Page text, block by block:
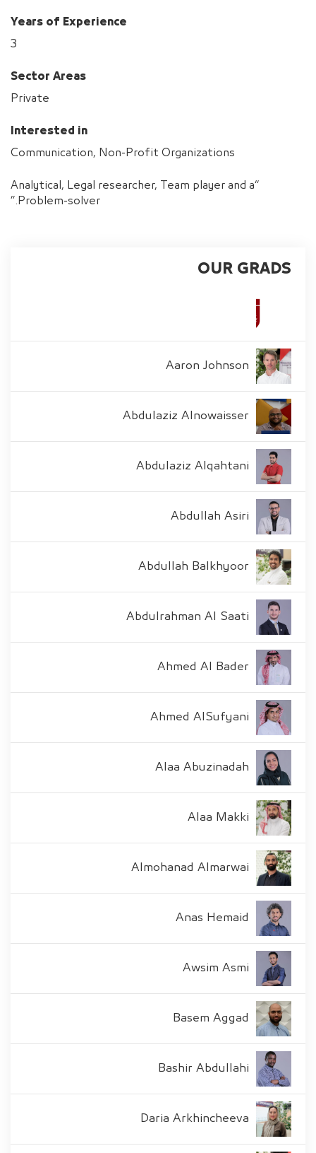
OUR GRADS
Aaron Johnson
Abdulaziz Alnowaisser
Abdulaziz Alqahtani
Abdullah Asiri
Abdullah Balkhyoor
Abdulrahman Al Saati
Ahmed Al Bader
Ahmed AlSufyani
Alaa Abuzinadah
Alaa Makki
Almohanad Almarwai
Anas Hemaid
Awsim Asmi
Basem Aggad
Bashir Abdullahi
Daria Arkhincheeva
Years of Experience
3
Sector Areas
Private
Interested in
Communication, Non-Profit Organizations
“Analytical, Legal researcher, Team player and a
Problem-solver.”